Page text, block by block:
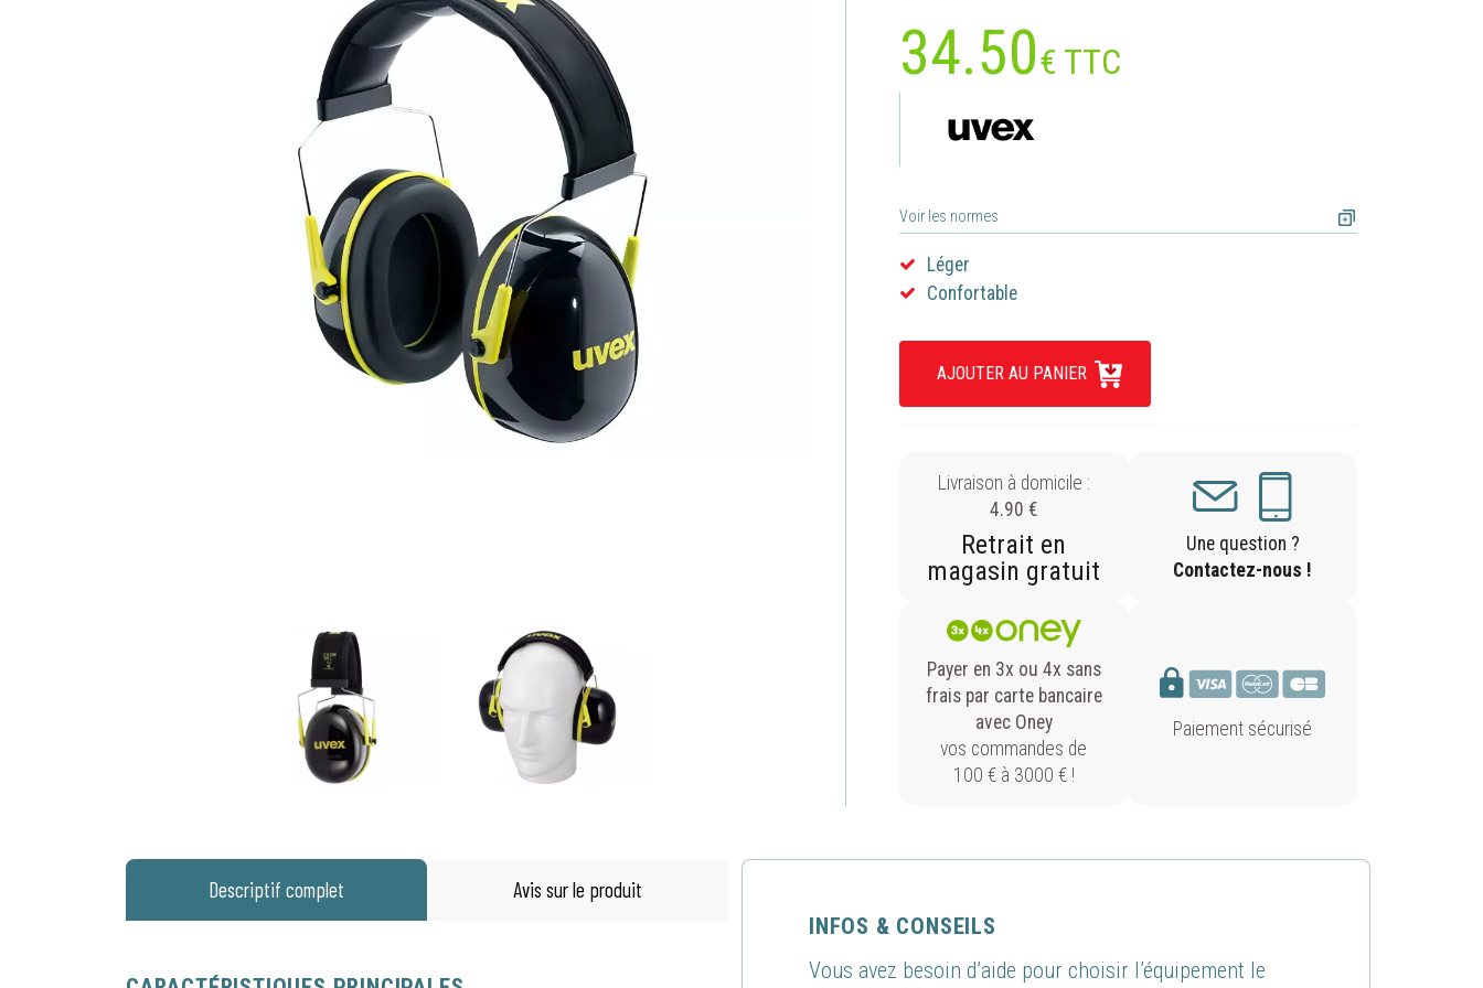
34.50€ TTC
Voir les normes
Léger
Confortable
AJOUTER AU PANIER
Livraison à domicile :
4.90 €
Retrait en
magasin gratuit
Une question ?
Contactez-nous !
Payer en 3x ou 4x sans
frais par carte bancaire
avec Oney
vos commandes de
100 € à 3000 € !
Paiement sécurisé
Descriptif complet Avis sur le produit
INFOS & CONSEILS
Vous avez besoin d’aide pour choisir l’équipement le